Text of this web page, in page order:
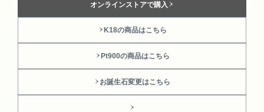
オンラインストアで購入
K18の商品はこちら
Pt900の商品はこちら
お誕生石変更はこちら